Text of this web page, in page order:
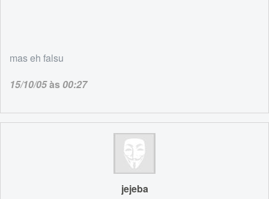
mas eh falsu
15/10/05às00:27
jejeba